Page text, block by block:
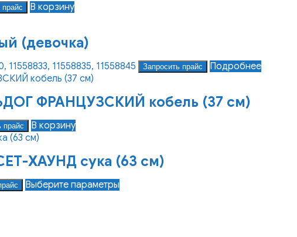
прайс В корзину
(девочка)
11558833, 11558835, 11558845 Запросить прайс Подробнее
ФРАНЦУЗСКИЙ кобель (37 см)
прайс В корзину
ХАУНД сука (63 см)
Выберите параметры